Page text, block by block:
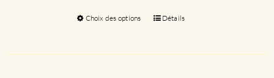
Choix des options
CeDétails